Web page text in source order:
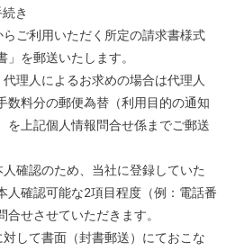
き
ご利用いただく所定の請求書様式
」を郵送いたします。
理人によるお求めの場合は代理人
数料分の郵便為替（利用目的の通知
を上記個人情報問合せ係までご郵送
確認のため、当社に登録していた
人確認可能な2項目程度（例：電話番
せさせていただきます。
して書面（封書郵送）にておこな